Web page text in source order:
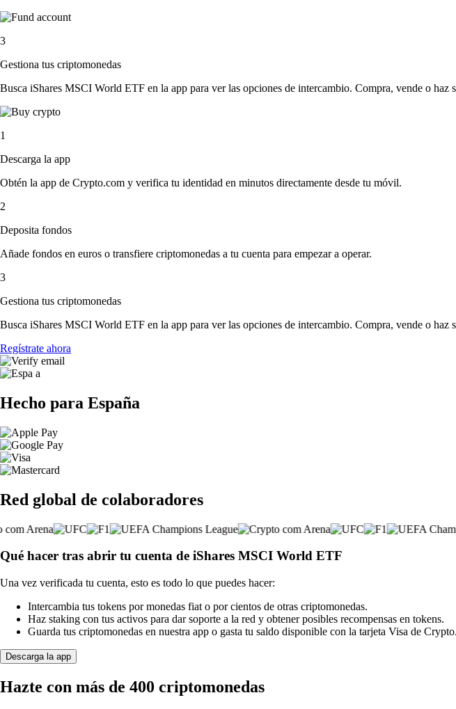
3
Gestiona tus criptomonedas
Busca iShares MSCI World ETF en la app para ver las opciones de intercambio. Compra, vende o haz
1
Descarga la app
Obtén la app de Crypto.com y verifica tu identidad en minutos directamente desde tu móvil.
2
Deposita fondos
Añade fondos en euros o transfiere criptomonedas a tu cuenta para empezar a operar.
3
Gestiona tus criptomonedas
Busca iShares MSCI World ETF en la app para ver las opciones de intercambio. Compra, vende o haz
Regístrate ahora
Hecho para España
Red global de colaboradores
Qué hacer tras abrir tu cuenta de iShares MSCI World ETF
Una vez verificada tu cuenta, esto es todo lo que puedes hacer:
Intercambia tus tokens por monedas fiat o por cientos de otras criptomonedas.
Haz staking con tus activos para dar soporte a la red y obtener posibles recompensas en tokens.
Guarda tus criptomonedas en nuestra app o gasta tu saldo disponible con la tarjeta Visa de
Descarga la app
Hazte con más de 400 criptomonedas